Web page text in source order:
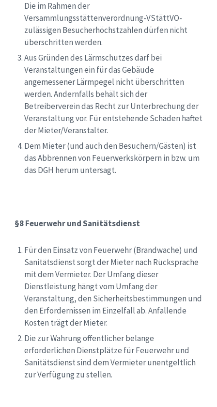
Die im Rahmen der
Versammlungsstättenverordnung-VStättVO-
zulässigen Besucherhöchstzahlen dürfen nicht
überschritten werden.
Aus Gründen des Lärmschutzes darf bei
Veranstaltungen ein für das Gebäude
angemessener Lärmpegel nicht überschritten
werden. Andernfalls behält sich der
Betreiberverein das Recht zur Unterbrechung der
Veranstaltung vor. Für entstehende Schäden haftet
der Mieter/Veranstalter.
Dem Mieter (und auch den Besuchern/Gästen) ist
das Abbrennen von Feuerwerkskörpern in bzw. um
das DGH herum untersagt.
§8 Feuerwehr und Sanitätsdienst
Für den Einsatz von Feuerwehr (Brandwache) und
Sanitätsdienst sorgt der Mieter nach Rücksprache
mit dem Vermieter. Der Umfang dieser
Dienstleistung hängt vom Umfang der
Veranstaltung, den Sicherheitsbestimmungen und
den Erfordernissen im Einzelfall ab. Anfallende
Kosten trägt der Mieter.
Die zur Wahrung öffentlicher belange
erforderlichen Dienstplätze für Feuerwehr und
Sanitätsdienst sind dem Vermieter unentgeltlich
zur Verfügung zu stellen.